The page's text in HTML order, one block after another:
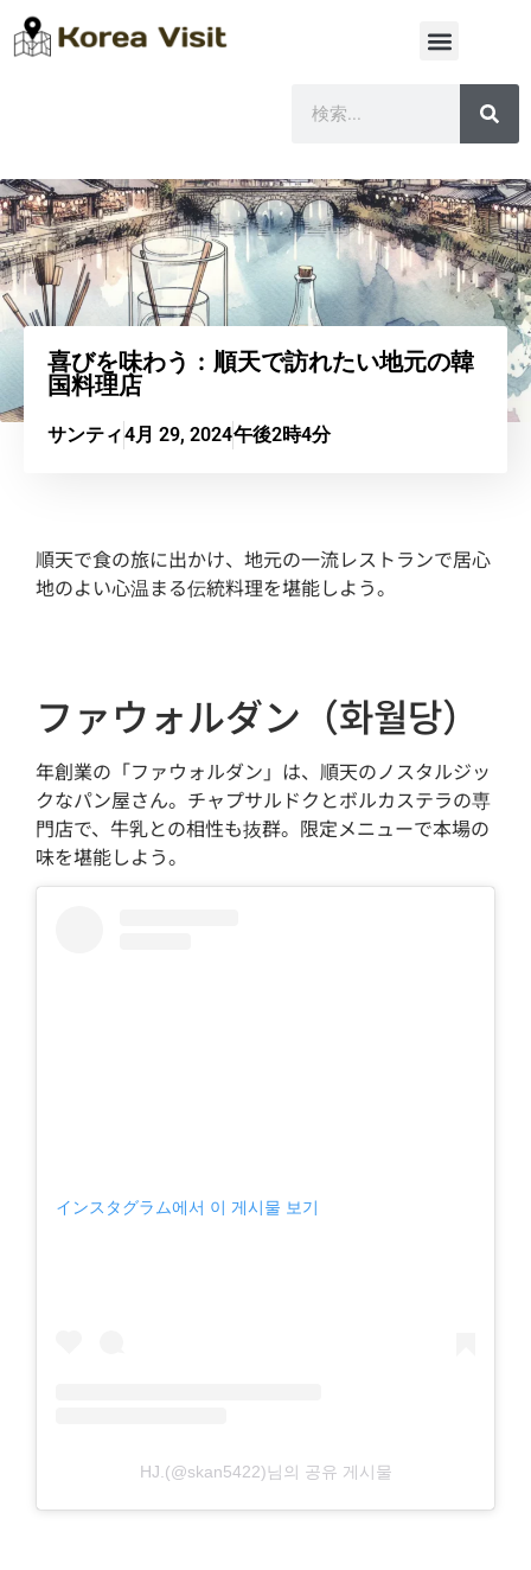
喜びを味わう：順天で訪れたい地元の韓
国料理店
サンティ4月 29, 2024午後2時4分
順天で食の旅に出かけ、地元の一流レストランで居心
地のよい心温まる伝統料理を堪能しよう。
ファウォルダン（화월당）
年創業の「ファウォルダン」は、順天のノスタルジッ
クなパン屋さん。チャプサルドクとボルカステラの専
門店で、牛乳との相性も抜群。限定メニューで本場の
味を堪能しよう。
インスタグラム에서 이 게시물 보기
HJ.(@skan5422)님의 공유 게시물